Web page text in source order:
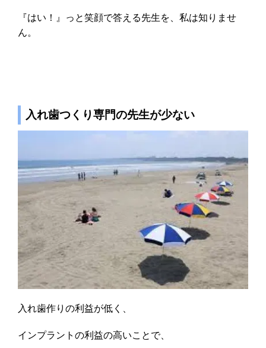
『はい！』っと笑顔で答える先生を、私は知りませ
ん。
入れ歯つくり専門の先生が少ない
入れ歯作りの利益が低く、
インプラントの利益の高いことで、